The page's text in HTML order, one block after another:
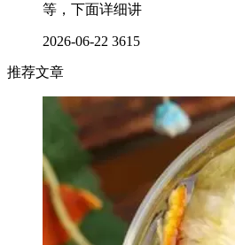
等，下面详细讲
2026-06-22 3615
推荐文章